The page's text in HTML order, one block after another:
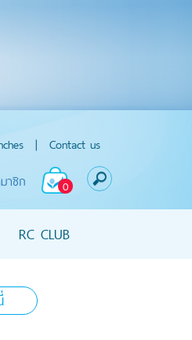
| Contact us
0
าชิก
RC CLUB